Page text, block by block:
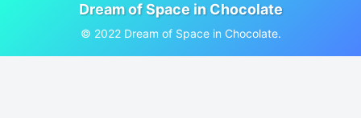
Dream of Space in Chocolate
© 2022 Dream of Space in Chocolate.